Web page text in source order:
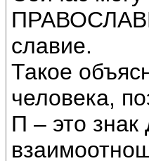
славие.
Такое
человека,
П – это знак